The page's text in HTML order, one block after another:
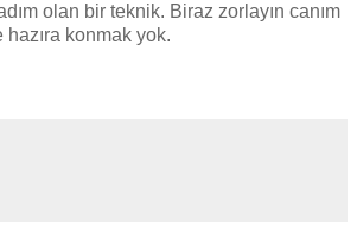
olan bir teknik. Biraz zorlayın canım
konmak yok.